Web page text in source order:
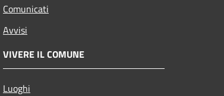
Comunicati
Avvisi
VIVERE IL COMUNE
Luoghi